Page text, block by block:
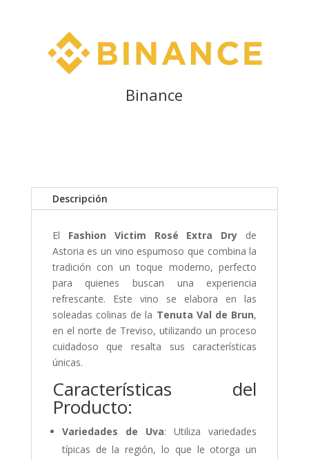
Binance
Descripción
El Fashion Victim Rosé Extra Dry de
Astoria es un vino espumoso que combina la
tradición con un toque moderno, perfecto
para quienes buscan una experiencia
refrescante. Este vino se elabora en las
soleadas colinas de la Tenuta Val de Brun,
en el norte de Treviso, utilizando un proceso
cuidadoso que resalta sus características
únicas.
Características del
Producto:
Variedades de Uva: Utiliza variedades
típicas de la región, lo que le otorga un